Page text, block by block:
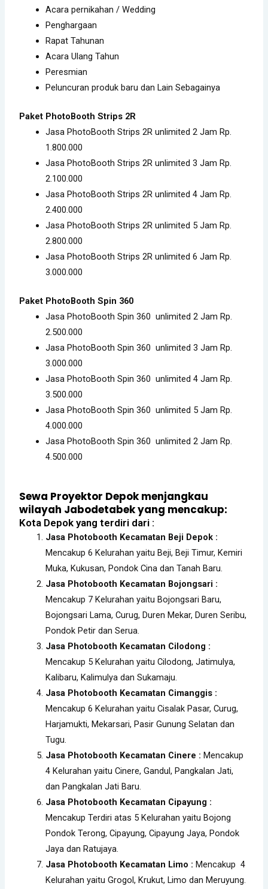
Acara pernikahan / Wedding
Penghargaan
Rapat Tahunan
Acara Ulang Tahun
Peresmian
Peluncuran produk baru dan Lain Sebagainya
Paket PhotoBooth Strips 2R
Jasa PhotoBooth Strips 2R unlimited 2 Jam Rp.
1.800.000
Jasa PhotoBooth Strips 2R unlimited 3 Jam Rp.
2.100.000
Jasa PhotoBooth Strips 2R unlimited 4 Jam Rp.
2.400.000
Jasa PhotoBooth Strips 2R unlimited 5 Jam Rp.
2.800.000
Jasa PhotoBooth Strips 2R unlimited 6 Jam Rp.
3.000.000
Paket PhotoBooth Spin 360
Jasa PhotoBooth Spin 360 unlimited 2 Jam Rp.
2.500.000
Jasa PhotoBooth Spin 360 unlimited 3 Jam Rp.
3.000.000
Jasa PhotoBooth Spin 360 unlimited 4 Jam Rp.
3.500.000
Jasa PhotoBooth Spin 360 unlimited 5 Jam Rp.
4.000.000
Jasa PhotoBooth Spin 360 unlimited 2 Jam Rp.
4.500.000
Sewa Proyektor Depok menjangkau
wilayah Jabodetabek yang mencakup:
Kota Depok yang terdiri dari :
Jasa Photobooth Kecamatan Beji Depok :
Mencakup 6 Kelurahan yaitu Beji, Beji Timur, Kemiri
Muka, Kukusan, Pondok Cina dan Tanah Baru.
Jasa Photobooth Kecamatan Bojongsari :
Mencakup 7 Kelurahan yaitu Bojongsari Baru,
Bojongsari Lama, Curug, Duren Mekar, Duren Seribu,
Pondok Petir dan Serua.
Jasa Photobooth Kecamatan Cilodong :
Mencakup 5 Kelurahan yaitu Cilodong, Jatimulya,
Kalibaru, Kalimulya dan Sukamaju.
Jasa Photobooth Kecamatan Cimanggis :
Mencakup 6 Kelurahan yaitu Cisalak Pasar, Curug,
Harjamukti, Mekarsari, Pasir Gunung Selatan dan
Tugu.
Jasa Photobooth Kecamatan Cinere : Mencakup
4 Kelurahan yaitu Cinere, Gandul, Pangkalan Jati,
dan Pangkalan Jati Baru.
Jasa Photobooth Kecamatan Cipayung :
Mencakup Terdiri atas 5 Kelurahan yaitu Bojong
Pondok Terong, Cipayung, Cipayung Jaya, Pondok
Jaya dan Ratujaya.
Jasa Photobooth Kecamatan Limo : Mencakup 4
Kelurahan yaitu Grogol, Krukut, Limo dan Meruyung.